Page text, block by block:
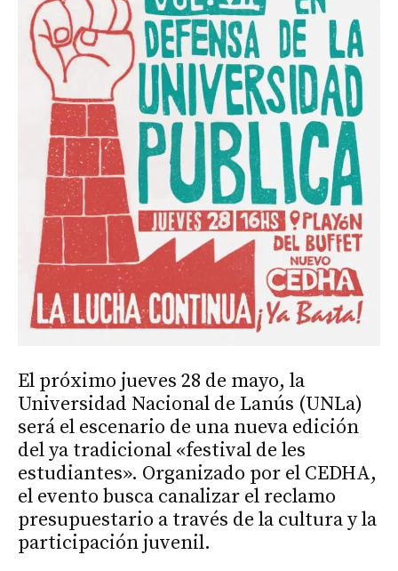
El próximo jueves 28 de mayo, la
Universidad Nacional de Lanús (UNLa)
será el escenario de una nueva edición
del ya tradicional «festival de les
estudiantes». Organizado por el CEDHA,
el evento busca canalizar el reclamo
presupuestario a través de la cultura y la
participación juvenil.